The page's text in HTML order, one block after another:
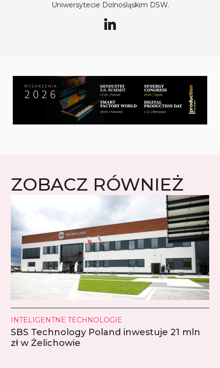
Uniwersytecie Dolnośląskim DSW.
ZOBACZ RÓWNIEŻ
INTELIGENTNE TECHNOLOGIE
SBS Technology Poland inwestuje 21 mln
zł w Żelichowie